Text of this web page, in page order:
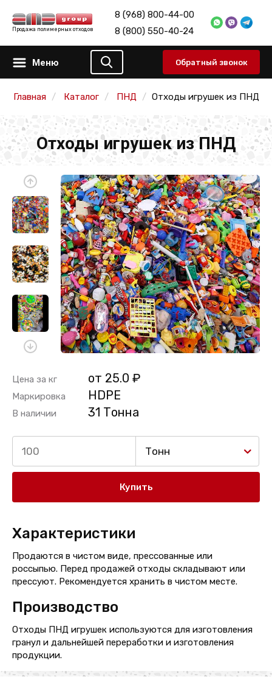
Продажа полимерных отходов
8 (968) 800-44-00
8 (800) 550-40-24
Меню Обратный звонок
Главная Каталог ПНД Отходы игрушек из ПНД
Отходы игрушек из ПНД
Цена за кг от 25.0 ₽
Маркировка HDPE
В наличии 31 Тонна
Тонн
Купить
Характеристики
Продаются в чистом виде, прессованные или
россыпью. Перед продажей отходы складывают или
прессуют. Рекомендуется хранить в чистом месте.
Производство
Отходы ПНД игрушек используются для изготовления
гранул и дальнейшей переработки и изготовления
продукции.